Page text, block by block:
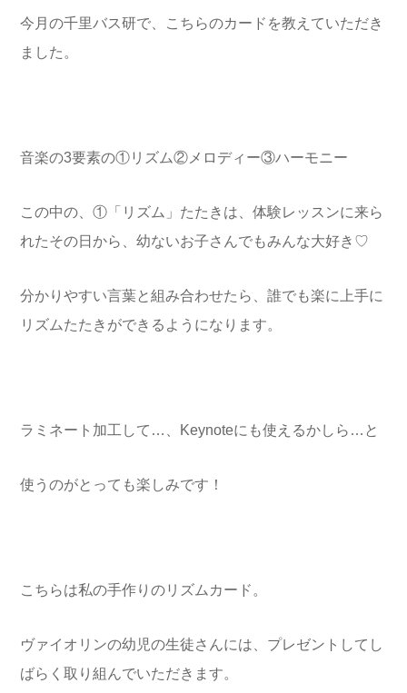
今月の千里バス研で、こちらのカードを教えていただき
ました。
音楽の3要素の①リズム②メロディー③ハーモニー
この中の、①「リズム」たたきは、体験レッスンに来ら
れたその日から、幼ないお子さんでもみんな大好き♡
分かりやすい言葉と組み合わせたら、誰でも楽に上手に
リズムたたきができるようになります。
ラミネート加工して…、Keynoteにも使えるかしら…と
使うのがとっても楽しみです！
こちらは私の手作りのリズムカード。
ヴァイオリンの幼児の生徒さんには、プレゼントしてし
ばらく取り組んでいただきます。